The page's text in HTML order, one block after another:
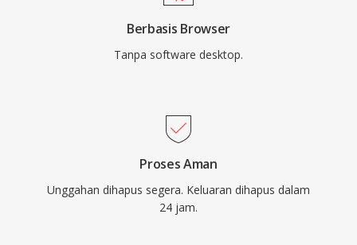
Berbasis Browser
Tanpa software desktop.
Proses Aman
Unggahan dihapus segera. Keluaran dihapus dalam
24 jam.